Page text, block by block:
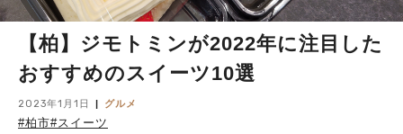
【柏】ジモトミンが2022年に注目した
おすすめのスイーツ10選
2023年1月1日 グルメ
#柏市#スイーツ